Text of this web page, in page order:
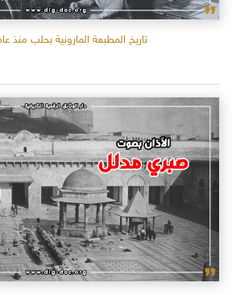
تاريخ المطبعة المارونية بحلب منذ عام 1857م